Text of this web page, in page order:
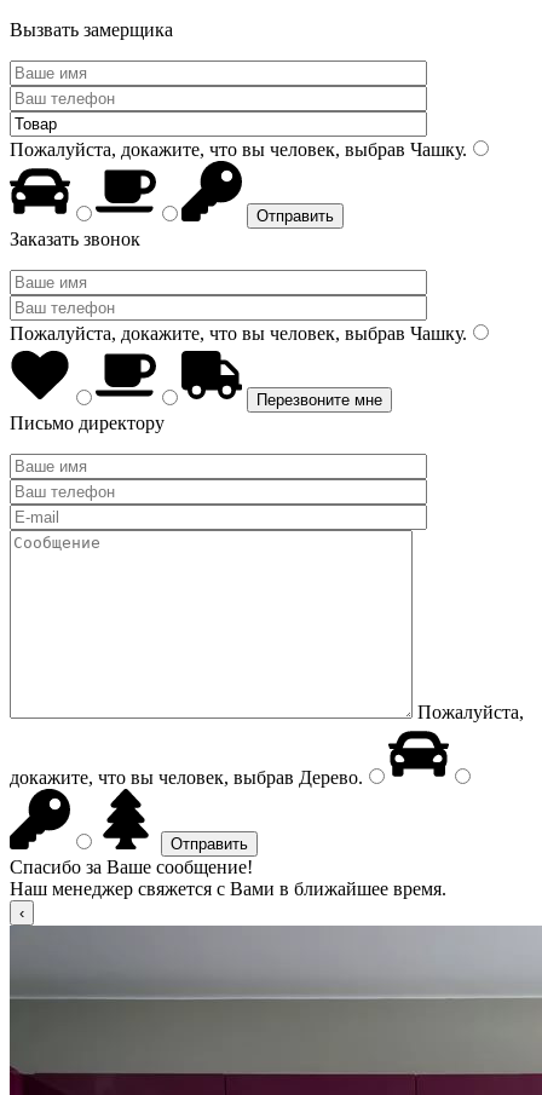
Вызвать замерщика
Пожалуйста, докажите, что вы человек, выбрав Чашку.
Заказать звонок
Пожалуйста, докажите, что вы человек, выбрав Чашку.
Письмо директору
Пожалуйста,
докажите, что вы человек, выбрав Дерево.
Спасибо за Ваше сообщение!
Наш менеджер свяжется с Вами в ближайшее время.